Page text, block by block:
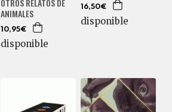
OTROS RELATOS DE
ANIMALES
10,95€
disponible
16,50€
disponible